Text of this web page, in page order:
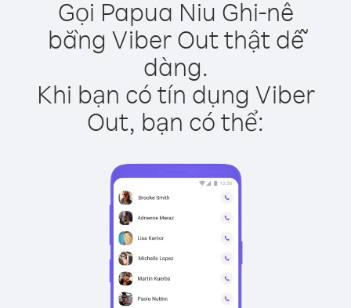
Gọi Papua Niu Ghi-nê
bằng Viber Out thật dễ
dàng.
Khi bạn có tín dụng Viber
Out, bạn có thể: